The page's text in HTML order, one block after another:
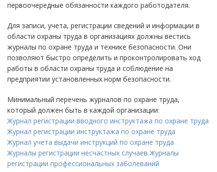
первоочередные обязанности каждого работодателя.
Для записи, учета, регистрации сведений и информации в
области охраны труда в организациях должны вестись
журналы по охране труда и технике безопасности. Они
позволяют быстро определить и проконтролировать ход
работы в области охраны труда и соблюдение на
предприятии установленных норм безопасности.
Минимальный перечень журналов по охране труда,
который должен быть в каждой организации:
Журнал регистрации вводного инструктажа по охране труда
Журнал регистрации инструктажа по охране труда
Журнал учета выдачи инструкций по охране труда
Журналы регистрации несчастных случаевЖурналы
регистрации профессиональных заболеваний